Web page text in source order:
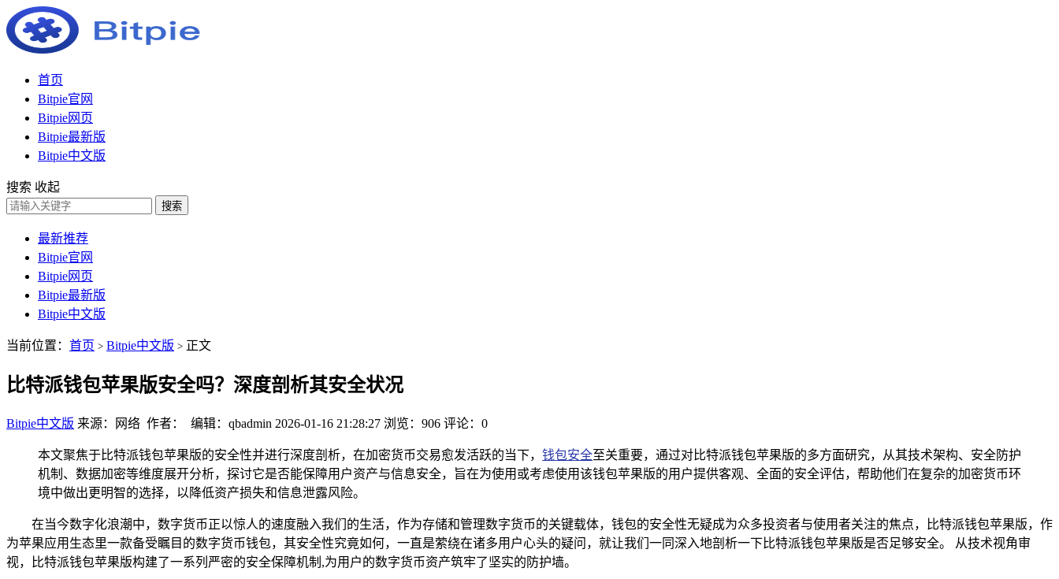
首页
Bitpie官网
Bitpie网页
Bitpie最新版
Bitpie中文版
搜索 收起
搜索
最新推荐
Bitpie官网
Bitpie网页
Bitpie最新版
Bitpie中文版
当前位置： 首页 > Bitpie中文版 > 正文
比特派钱包苹果版安全吗？深度剖析其安全状况
Bitpie中文版 来源：网络 作者： 编辑：qbadmin 2026-01-16 21:28:27 浏览：906 评论：0
本文聚焦于比特派钱包苹果版的安全性并进行深度剖析，在加密货币交易愈发活跃的当下， 钱包安全至关重要，通过对比特派钱包苹果版的多方面研究，从其技术架构、安全防护
机制、数据加密等维度展开分析，探讨它是否能保障用户资产与信息安全，旨在为使用或考虑使用该钱包苹果版的用户提供客观、全面的安全评估，帮助他们在复杂的加密货币环
境中做出更明智的选择，以降低资产损失和信息泄露风险。
在当今数字化浪潮中，数字货币正以惊人的速度融入我们的生活，作为存储和管理数字货币的关键载体，钱包的安全性无疑成为众多投资者与使用者关注的焦点，比特派钱包苹果版，作
为苹果应用生态里一款备受瞩目的数字货币钱包，其安全性究竟如何，一直是萦绕在诸多用户心头的疑问，就让我们一同深入地剖析一下比特派钱包苹果版是否足够安全。 从技术视角审
视，比特派钱包苹果版构建了一系列严密的安全保障机制,为用户的数字货币资产筑牢了坚实的防护墙。